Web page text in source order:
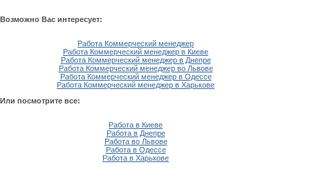
Возможно Вас интересует:
Работа Коммерческий менеджер
Работа Коммерческий менеджер в Киеве
Работа Коммерческий менеджер в Днепре
Работа Коммерческий менеджер во Львове
Работа Коммерческий менеджер в Одессе
Работа Коммерческий менеджер в Харькове
Или посмотрите все:
Работа в Киеве
Работа в Днепре
Работа во Львове
Работа в Одессе
Работа в Харькове